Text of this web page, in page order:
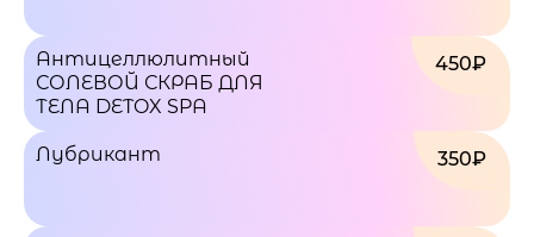
450₽
Антицеллюлитный
СОЛЕВОЙ СКРАБ ДЛЯ
ТЕЛА DETOX SPA
350₽
Лубрикант